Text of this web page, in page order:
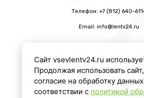
Телефон: +7 (812) 640-
Email: info@lentv24.ru
16+
Сайт vsevlentv24.ru
Продолжая использовать
согласие на обработку
соответствии с политикой